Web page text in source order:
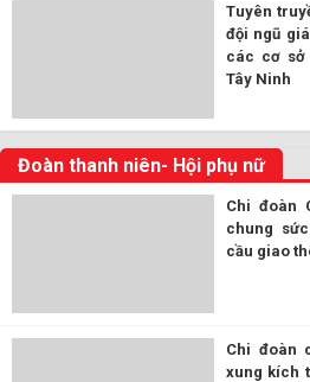
Tuyên
đội ngũ
các cơ sở
Tây Ninh
Đoàn thanh niên- Hội phụ nữ
Chi đoàn
chung
cầu giao
Chi đoàn
xung kích